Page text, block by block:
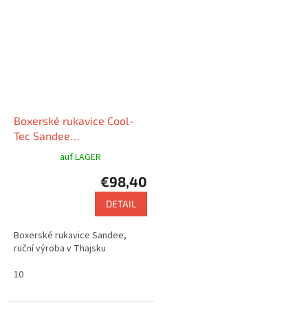
Boxerské rukavice Cool-
Tec Sandee
černá/zlatá/bílá
auf LAGER
€98,40
DETAIL
Boxerské rukavice Sandee,
ruční výroba v Thajsku
10